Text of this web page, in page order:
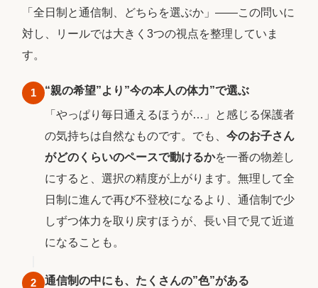
「全日制と通信制、どちらを選ぶか」――この問いに
対し、リールでは大きく3つの視点を整理していま
す。
1
“親の希望”より”今の本人の体力”で選ぶ
「やっぱり毎日通えるほうが…」と感じる保護者
の気持ちは自然なものです。でも、 今のお子さん
がどのくらいのペースで動けるかを一番の物差し
にすると、選択の精度が上がります。無理して全
日制に進んで再び不登校になるより、通信制で少
しずつ体力を取り戻すほうが、長い目で見て近道
になることも。
2 通信制の中にも、たくさんの”色”がある